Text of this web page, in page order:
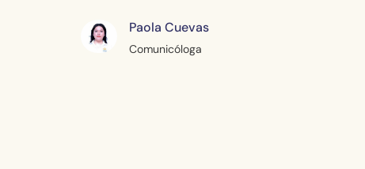
Paola Cuevas
Comunicóloga